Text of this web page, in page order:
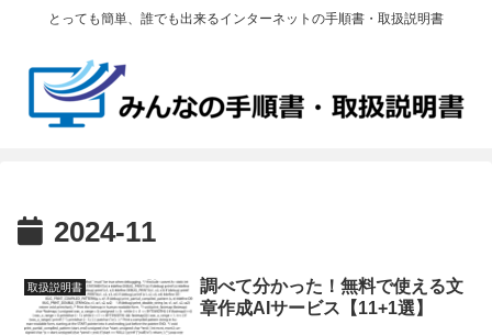
とっても簡単、誰でも出来るインターネットの手順書・取扱説明書
2024-11
取扱説明書
調べて分かった！無料で使える文
章作成AIサービス【11+1選】